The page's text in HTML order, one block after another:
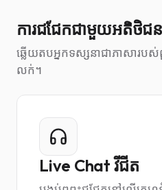
ការជជែកជាមួយអតិថិជន
ឆ្លើយតបអ្នកទស្សនាជាភាសារប
លក់។
Live Chat វីជីត